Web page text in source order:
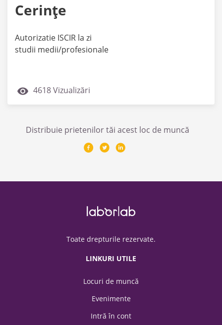
Cerințe
Autorizatie ISCIR la zi
studii medii/profesionale
4618 Vizualizări
Distribuie prietenilor tăi acest loc de muncă
Toate drepturile rezervate.
LINKURI UTILE
Locuri de muncă
Evenimente
Intră în cont